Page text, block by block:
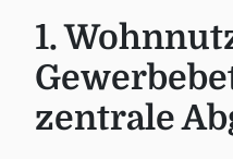
1.
zentrale